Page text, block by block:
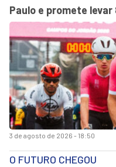
3 de agosto de 2026 - 18:50
Paulo e promete
O FUTURO CHEGOU